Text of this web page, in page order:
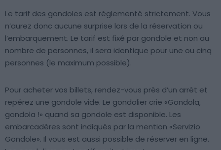
Le tarif des gondoles est réglementé strictement. Vous
n’aurez donc aucune surprise lors de la réservation ou
l’embarquement. Le tarif est fixé par gondole et non au
nombre de personnes, il sera identique pour une ou cinq
personnes (le maximum possible).
Pour acheter vos billets, rendez-vous près d’un arrêt et
repérez une gondole vide. Le gondolier crie «Gondola,
gondola !» quand sa gondole est disponible. Les
embarcadères sont indiqués par la mention «Servizio
Gondole». Il vous est aussi possible de réserver en ligne.